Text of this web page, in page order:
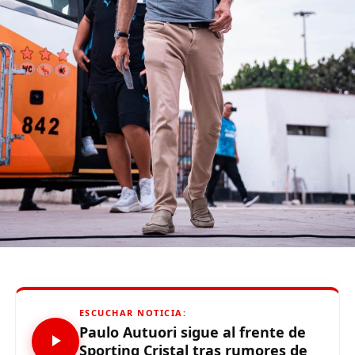
(function(d, s, id) {
var js, fjs = d.getElementsByTagName(s)[0];
if (d.getElementById(id)) {return;}
js = d.createElement(s); js.id = id;
js.src = «//connect.facebook.net/es_LA/all.js#xfbml=1»;
fjs.parentNode.insertBefore(js, fjs);
}(document, «script», «facebook-jssdk»));
Source link
Comparte esto:
ESCUCHAR NOTICIA:
Paulo Autuori sigue al frente de
Sporting Cristal tras rumores de